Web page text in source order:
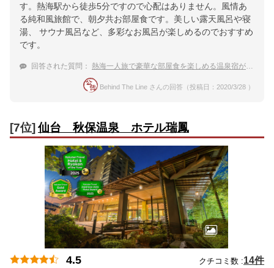
す。熱海駅から徒歩5分ですので心配はありません。風情あ
る純和風旅館で、朝夕共お部屋食です。美しい露天風呂や寝
湯、 サウナ風呂など、多彩なお風呂が楽しめるのでおすすめ
です。
回答された質問： 熱海一人旅で豪華な部屋食を楽しめる温泉宿が知りたいです
Behind The Line さんの回答（投稿日：2020/3/28 ）
[7位]仙台 秋保温泉 ホテル瑞鳳
4.5 クチコミ数 :14件